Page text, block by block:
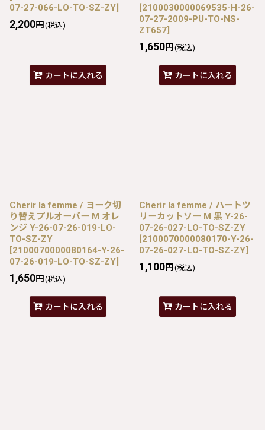
07-27-066-LO-TO-SZ-ZY]
2,200円 (税込)
カートに入れる
[2100030000069535-H-26-
07-27-2009-PU-TO-NS-
ZT657]
1,650円 (税込)
カートに入れる
Cherir la femme / ヨーク切
り替えプルオーバー M オレ
ンジ Y-26-07-26-019-LO-
TO-SZ-ZY
[2100070000080164-Y-26-
07-26-019-LO-TO-SZ-ZY]
1,650円 (税込)
カートに入れる
Cherir la femme / ハートツ
リーカットソー M 黒 Y-26-
07-26-027-LO-TO-SZ-ZY
[2100070000080170-Y-26-
07-26-027-LO-TO-SZ-ZY]
1,100円 (税込)
カートに入れる